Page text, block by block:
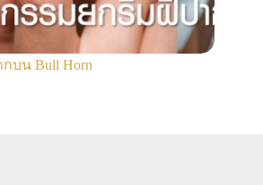
บน Bull Horn